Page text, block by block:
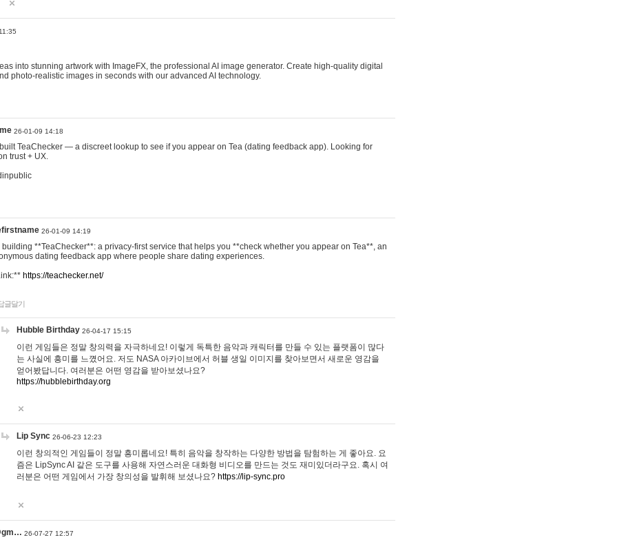
into stunning artwork with ImageFX, the professional AI image generator. Create high-quality digital
photo-realistic images in seconds with our advanced AI technology.
26-01-09 14:18
TeaChecker — a discreet lookup to see if you appear on Tea (dating feedback app). Looking for
trust + UX.
26-01-09 14:19
building **TeaChecker**: a privacy-first service that helps you **check whether you appear on Tea**, an
dating feedback app where people share dating experiences.
https://teachecker.net/
글달기
Hubble Birthday 26-04-17 15:15
이런 게임들은 정말 창의력을 자극하네요! 이렇게 독특한 음악과 캐릭터를 만들 수 있는 플랫폼이 많다
는 사실에 흥미를 느꼈어요. 저도 NASA 아카이브에서 허블 생일 이미지를 찾아보면서 새로운 영감을
얻어봤답니다. 여러분은 어떤 영감을 받아보셨나요?
https://hubblebirthday.org
Lip Sync 26-06-23 12:23
이런 창의적인 게임들이 정말 흥미롭네요! 특히 음악을 창작하는 다양한 방법을 탐험하는 게 좋아요. 요
즘은 LipSync AI 같은 도구를 사용해 자연스러운 대화형 비디오를 만드는 것도 재미있더라구요. 혹시 여
러분은 어떤 게임에서 가장 창의성을 발휘해 보셨나요? https://lip-sync.pro
26-07-27 12:57